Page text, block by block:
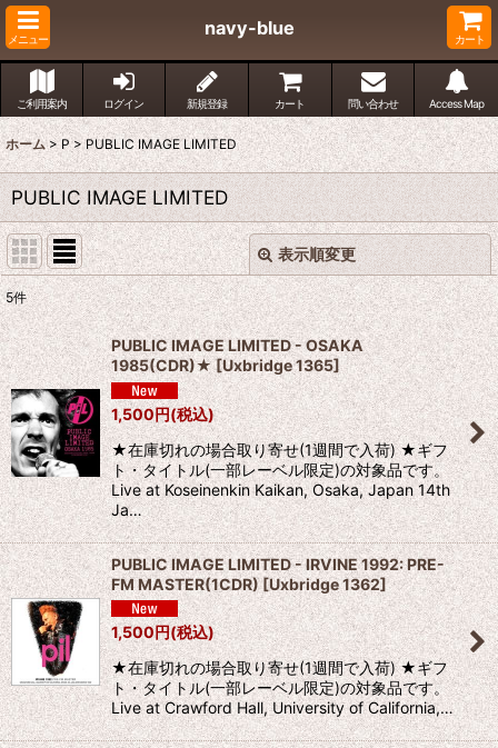
メニュー
navy-blue
カート
ご利用案内 ログイン 新規登録 カート 問い合わせ Access Map
ホーム > P > PUBLIC IMAGE LIMITED
PUBLIC IMAGE LIMITED
表示順変更
表示数:
並び順:
絞り込む
閉じる
5件
PUBLIC IMAGE LIMITED - OSAKA
1985(CDR)★ [Uxbridge 1365]
1,500円(税込)
★在庫切れの場合取り寄せ(1週間で入荷) ★ギフ
ト・タイトル(一部レーベル限定)の対象品です。
Live at Koseinenkin Kaikan, Osaka, Japan 14th
Ja…
PUBLIC IMAGE LIMITED - IRVINE 1992: PRE-
FM MASTER(1CDR) [Uxbridge 1362]
1,500円(税込)
★在庫切れの場合取り寄せ(1週間で入荷) ★ギフ
ト・タイトル(一部レーベル限定)の対象品です。
Live at Crawford Hall, University of California,…